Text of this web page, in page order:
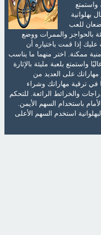
بهلوانية
للعب
40 مستوى مليئة بالحواجز والممرات ووضع
عليك إذا قمت باختياره أن
ممكنة. اختر منهما ما يناسب
واستمتع بلعبة مليئة بالإثارة
على العديد من
في ترقية مهاراتك وشراء
والخرائط الرائعة. للتحكم
باستخدام السهم الأيمن.
استخدم السهم الأعلى